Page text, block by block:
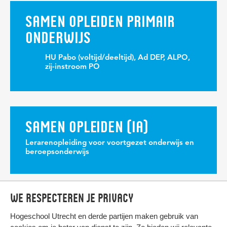
We respecteren je privacy
Hogeschool Utrecht en derde partijen maken gebruik van
SAMEN OPLEIDEN PRIMAIR
ONDERWIJS
HU Pabo (voltijd/deeltijd), Ad DEP, ALPO,
zij-instroom PO
SAMEN OPLEIDEN (IA)
Lerarenopleiding voor voortgezet onderwijs en
beroepsonderwijs